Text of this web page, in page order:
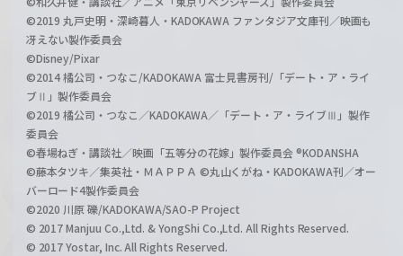
©2019 丸戸史明・深崎暮人・KADOKAWA ファンタジア文庫刊／映画も
冴えない製作委員会
©Disney/Pixar
©2014 橘公司・つなこ/KADOKAWA 富士見書房刊/「デート・ア・ライ
ブⅡ」製作委員会
©2019 橘公司・つなこ／KADOKAWA／「デート・ア・ライブⅢ」製作
委員会
©春場ねぎ・講談社／映画「五等分の花嫁」製作委員会 ®KODANSHA
©藤本タツキ／集英社・ＭＡＰＰＡ ©丸山くがね・KADOKAWA刊／オー
バーロード4製作委員会
©2020 川原 礫/KADOKAWA/SAO-P Project
© 2017 Manjuu Co.,Ltd. & YongShi Co.,Ltd. All Rights Reserved.
© 2017 Yostar, Inc. All Rights Reserved.